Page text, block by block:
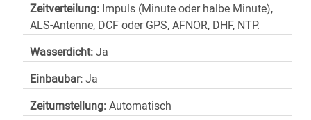
Zeitverteilung: Impuls (Minute oder halbe Minute),
ALS-Antenne, DCF oder GPS, AFNOR, DHF, NTP.
Wasserdicht:Ja
Einbaubar:Ja
Zeitumstellung:Automatisch